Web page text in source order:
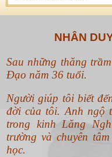
NHÂN
Sau những thăng
Đạo năm 36 tuổi.
Người giúp tôi biết
đời của tôi. Anh ngộ
trong kinh Lăng
trường và chuyên
học.